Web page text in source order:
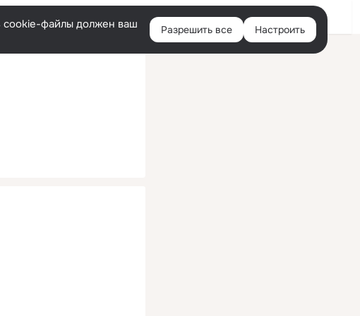
Русский Войти
cookie-файлы должен ваш
Разрешить все Настроить